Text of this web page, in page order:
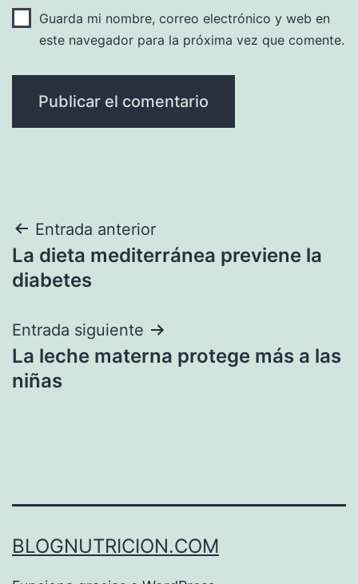
Guarda mi nombre, correo electrónico y web en
este navegador para la próxima vez que comente.
Navegación
de
Entrada anterior
La dieta mediterránea previene la
diabetes
Entrada siguiente
La leche materna protege más a las
niñas
BLOGNUTRICION.COM